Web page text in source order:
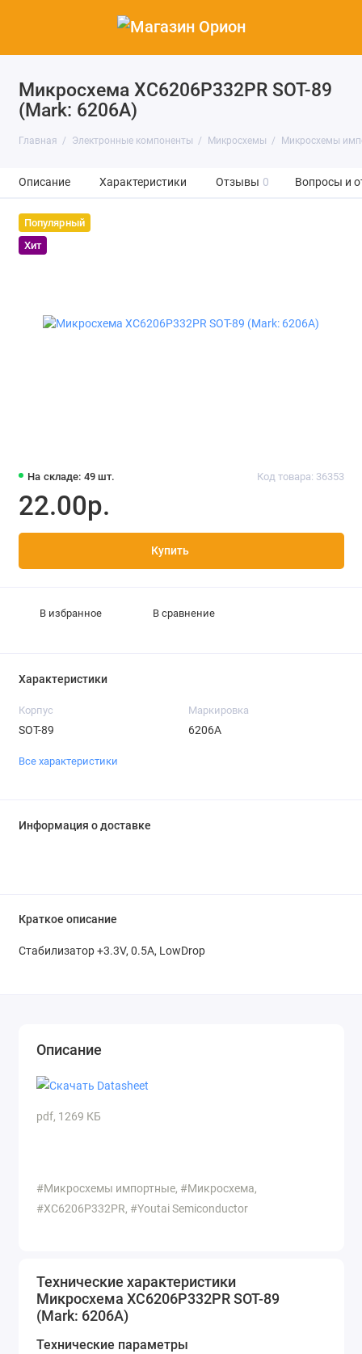
Микросхема XC6206P332PR SOT-89
(Mark: 6206A)
Главная Электронные компоненты Микросхемы Микросхемы
Описание Характеристики Отзывы 0 Вопросы и
Популярный
Хит
На складе: 49 шт. Код товара: 36353
22.00р.
Купить
В избранное В сравнение
Характеристики
Корпус
SOT-89
Маркировка
6206A
Все характеристики
Информация о доставке
Краткое описание
Стабилизатор +3.3V, 0.5A, LowDrop
Описание
pdf, 1269 КБ
#Микросхемы импортные, #Микросхема,
#XC6206P332PR, #Youtai Semiconductor
Технические характеристики
Микросхема XC6206P332PR SOT-89
(Mark: 6206A)
Технические параметры